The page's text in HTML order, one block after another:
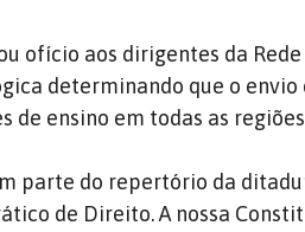
ofício aos dirigentes da
determinando que o envio
de ensino em todas as
parte do repertório da
de Direito. A nossa